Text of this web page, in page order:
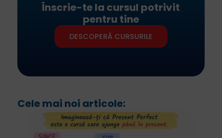
Înscrie-te la cursul potrivit
pentru tine
DESCOPERĂ CURSURILE
Cele mai noi articole: